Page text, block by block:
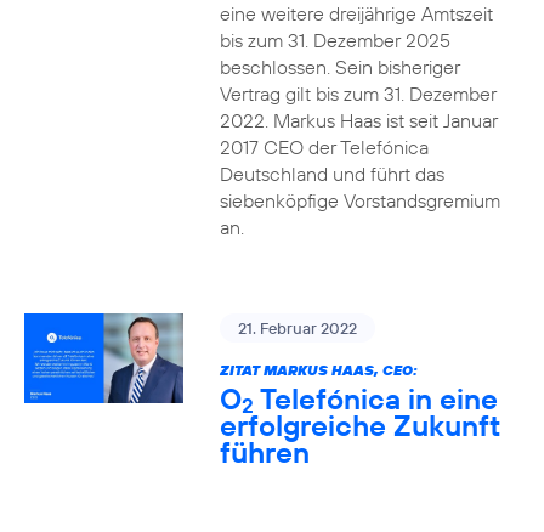
eine weitere dreijährige Amtszeit
bis zum 31. Dezember 2025
beschlossen. Sein bisheriger
Vertrag gilt bis zum 31. Dezember
2022. Markus Haas ist seit Januar
2017 CEO der Telefónica
Deutschland und führt das
siebenköpfige Vorstandsgremium
an.
21. Februar 2022
ZITAT MARKUS HAAS, CEO:
O2 Telefónica in eine
erfolgreiche Zukunft
führen